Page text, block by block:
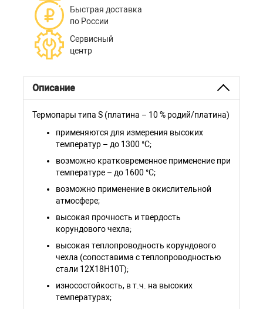
Быстрая доставка
по России
Сервисный
центр
Описание
Термопары типа S (платина – 10 % родий/платина)
применяются для измерения высоких
температур – до 1300 °С;
возможно кратковременное применение при
температуре – до 1600 °С;
возможно применение в окислительной
атмосфере;
высокая прочность и твердость
корундового чехла;
высокая теплопроводность корундового
чехла (сопоставима с теплопроводностью
стали 12Х18Н10Т);
износостойкость, в т.ч. на высоких
температурах;